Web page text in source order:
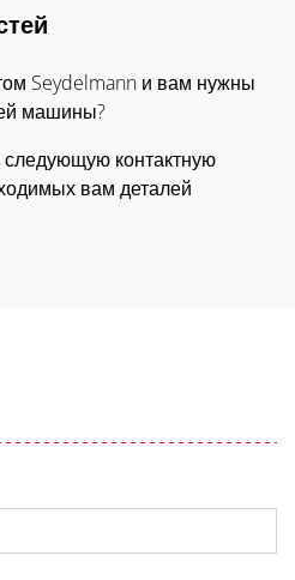
Seydelmann и вам нужны
машины?
контактную
вам деталей